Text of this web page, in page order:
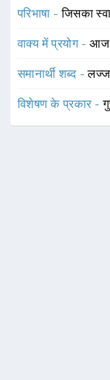
परिभाषा -जिसका
वाक्य में प्रयोग -आज
समानार्थी शब्द -
विशेषण के प्रकार -